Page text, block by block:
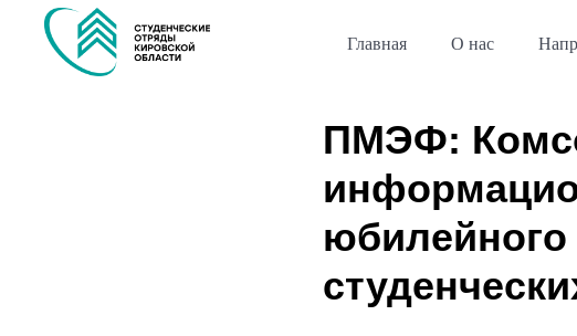
Главная О нас
ПМЭФ:
юбилейного